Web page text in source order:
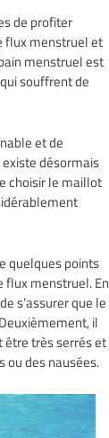
de profiter
flux menstruel et
menstruel est
souffrent de
et de
désormais
choisir le maillot
quelques points
flux menstruel. En
s’assurer que le
il
très serrés et
des nausées.